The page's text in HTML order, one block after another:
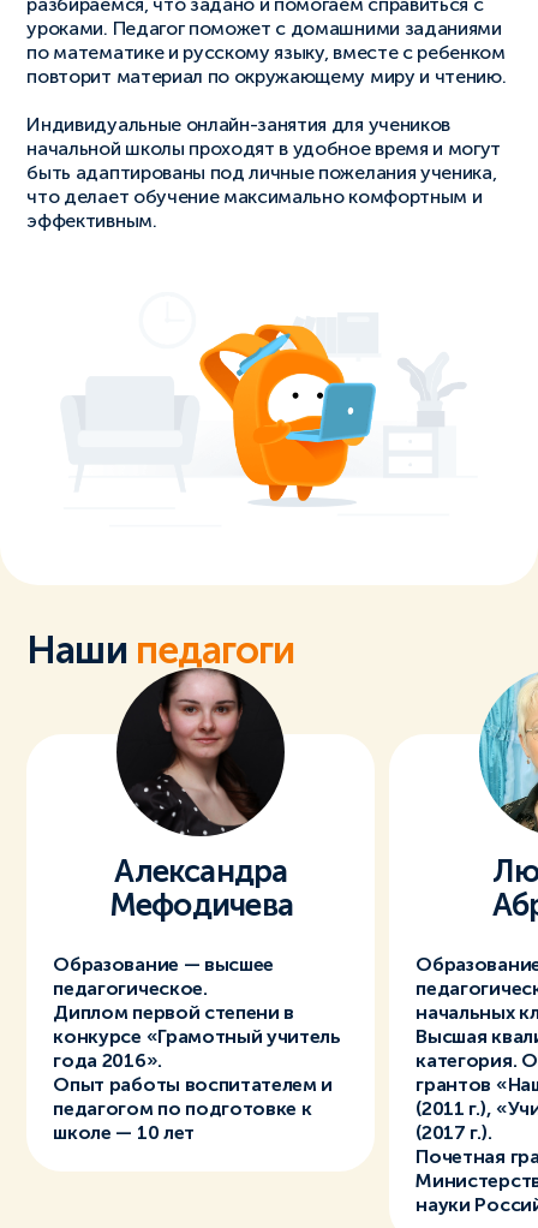
уроками. Педагог поможет с домашними заданиями
по математике и русскому языку, вместе с ребенком
повторит материал по окружающему миру и чтению.
Индивидуальные онлайн-занятия для учеников
начальной школы проходят в удобное время и могут
быть адаптированы под личные пожелания ученика,
что делает обучение максимально комфортным и
эффективным.
Наши педагоги
Александра
Мефодичева
Образование — высшее
педагогическое.
Диплом первой степени в
конкурсе «Грамотный учитель
года 2016».
Опыт работы воспитателем и
педагогом по подготовке к
школе — 10 лет
начальных
Высшая
категория.
грантов
(2011 г.),
(2017 г.).
Почетная
науки